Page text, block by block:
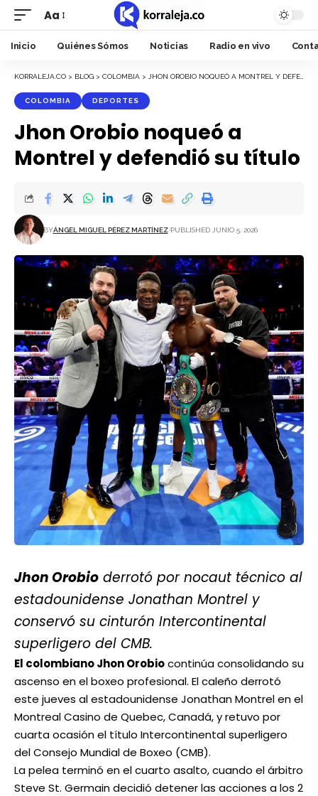
Font
Resizer
Aa
Inicio Quiénes Sómos Noticias Radio en vivo
KORRALEJA.CO > BLOG > COLOMBIA > JHON OROBIO NOQUEÓ A MONTREL Y DEFENDIÓ SU TÍTULO
COLOMBIA DEPORTES
Jhon Orobio noqueó a
Montrel y defendió su título
BYÁNGEL MIGUEL PÉREZ MARTÍNEZ PUBLISHED JUNIO 5, 2026
Jhon Orobio derrotó por nocaut técnico al
estadounidense Jonathan Montrel y
conservó su cinturón Intercontinental
superligero del CMB.
El colombiano Jhon Orobiocontinúa consolidando su
ascenso en el boxeo profesional. El caleño derrotó
este jueves al estadounidense Jonathan Montrel en el
Montreal Casino de Quebec, Canadá, y retuvo por
cuarta ocasión el título Intercontinental superligero
del Consejo Mundial de Boxeo (CMB).
La pelea terminó en el cuarto asalto, cuando el árbitro
Steve St. Germain decidió detener las acciones a los 2